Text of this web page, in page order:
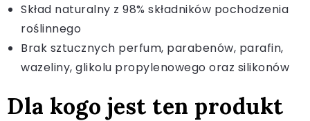
Skład naturalny z 98% składników pochodzenia
roślinnego
Brak sztucznych perfum, parabenów, parafin,
wazeliny, glikolu propylenowego oraz silikonów
Dla kogo jest ten produkt